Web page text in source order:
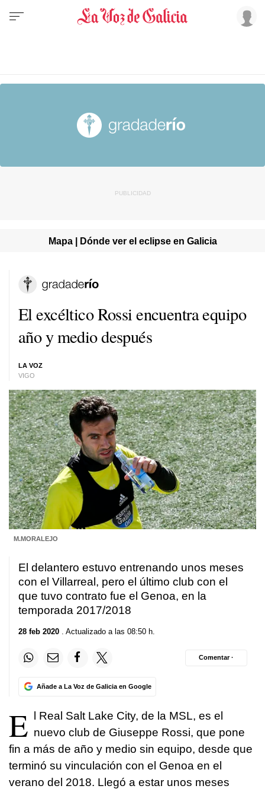
Mapa | Dónde ver el eclipse en Galicia
El excéltico Rossi encuentra equipo
año y medio después
LA VOZ
VIGO
M.MORALEJO
El delantero estuvo entrenando unos meses
con el Villarreal, pero el último club con el
que tuvo contrato fue el Genoa, en la
temporada 2017/2018
28 feb 2020 . Actualizado a las 08:50 h.
Añade a La Voz de Galicia en Google
Comentar ·
E l Real Salt Lake City, de la MSL, es el
nuevo club de Giuseppe Rossi, que pone
fin a más de año y medio sin equipo, desde que
terminó su vinculación con el Genoa en el
verano del 2018. Llegó a estar unos meses